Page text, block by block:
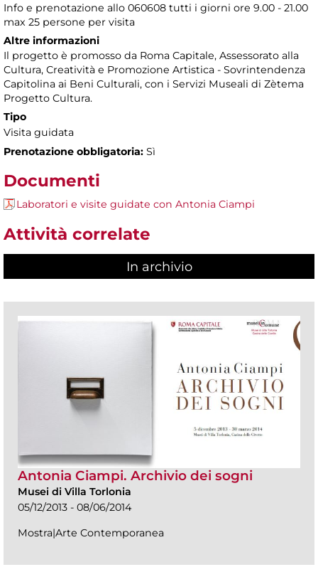
Info e prenotazione allo 060608 tutti i giorni ore 9.00 - 21.00
max 25 persone per visita
Altre informazioni
Il progetto è promosso da Roma Capitale, Assessorato alla
Cultura, Creatività e Promozione Artistica - Sovrintendenza
Capitolina ai Beni Culturali, con i Servizi Museali di Zètema
Progetto Cultura.
Tipo
Visita guidata
Prenotazione obbligatoria: Sì
Documenti
Laboratori e visite guidate con Antonia Ciampi
Attività correlate
In archivio
Antonia Ciampi. Archivio dei sogni
Musei di Villa Torlonia
05/12/2013 - 08/06/2014
Mostra|Arte Contemporanea